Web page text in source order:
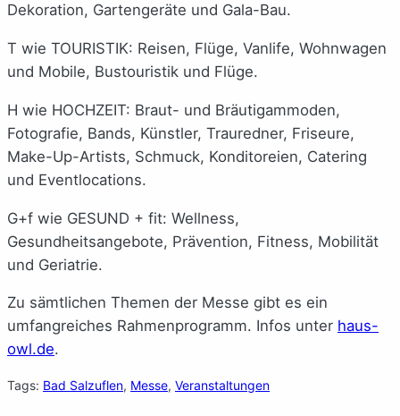
Dekoration, Gartengeräte und Gala-Bau.
T wie TOURISTIK: Reisen, Flüge, Vanlife, Wohnwagen
und Mobile, Bustouristik und Flüge.
H wie HOCHZEIT: Braut- und Bräutigammoden,
Fotografie, Bands, Künstler, Trauredner, Friseure,
Make-Up-Artists, Schmuck, Konditoreien, Catering
und Eventlocations.
G+f wie GESUND + fit: Wellness,
Gesundheitsangebote, Prävention, Fitness, Mobilität
und Geriatrie.
Zu sämtlichen Themen der Messe gibt es ein
umfangreiches Rahmenprogramm. Infos unter haus-
owl.de.
Tags: Bad Salzuflen, Messe, Veranstaltungen